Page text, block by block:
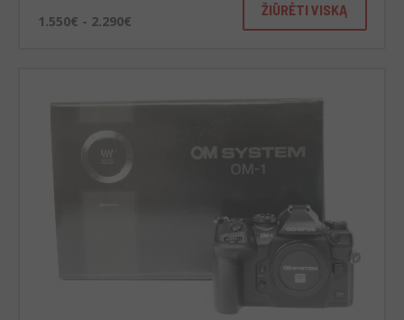
1.550€ - 2.290€
ŽIŪRĖTI VISKĄ